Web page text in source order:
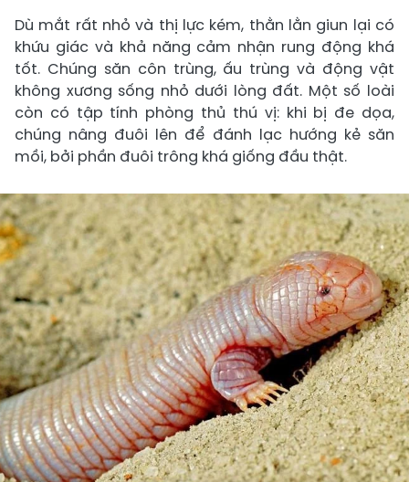
Dù mắt rất nhỏ và thị lực kém, thằn lằn giun lại có
khứu giác và khả năng cảm nhận rung động khá
tốt. Chúng săn côn trùng, ấu trùng và động vật
không xương sống nhỏ dưới lòng đất. Một số loài
còn có tập tính phòng thủ thú vị: khi bị đe dọa,
chúng nâng đuôi lên để đánh lạc hướng kẻ săn
mồi, bởi phần đuôi trông khá giống đầu thật.